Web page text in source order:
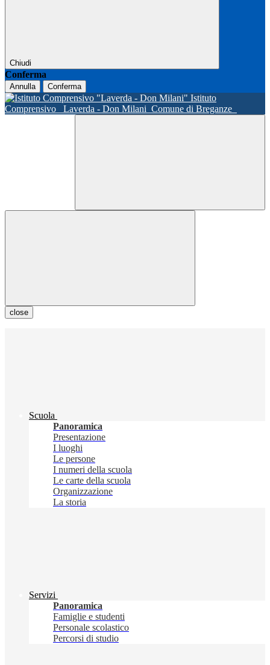
Chiudi
Conferma
Annulla Conferma
Istituto
Comprensivo
Laverda - Don Milani Comune di Breganze
close
Scuola
Panoramica
Presentazione
I luoghi
Le persone
I numeri della scuola
Le carte della scuola
Organizzazione
La storia
Servizi
Panoramica
Famiglie e studenti
Personale scolastico
Percorsi di studio